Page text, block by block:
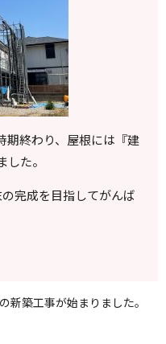
期終わり、屋根には『建
た。
完成を目指してがんば
新築工事が始まりました。